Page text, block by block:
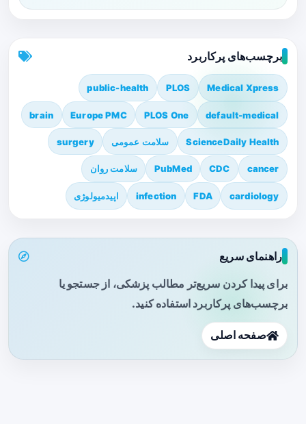
برچسب‌های پرکاربرد
Medical Xpress
PLOS
public-health
default-medical
PLOS One
Europe PMC
brain
ScienceDaily Health سلامت عمومی surgery
cancer
CDC
PubMed سلامت روان
cardiology
FDA
infection اپیدمیولوژی
راهنمای سریع
برای پیدا کردن سریع‌تر مطالب پزشکی، از جستجو یا
برچسب‌های پرکاربرد استفاده کنید.
صفحه اصلی